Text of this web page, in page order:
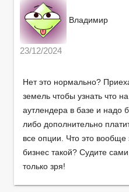
Владимир
23/12/2024
Нет это нормально?
земель чтобы узнать что
аутлендера в базе и надо
либо дополнительно
все опции. Что это
бизнес такой? Судите
только зря!